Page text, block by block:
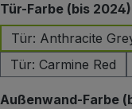
Tür-Farbe (bis 2024)
Tür: Anthracite
Tür: Carmine Red
Außenwand-Farbe